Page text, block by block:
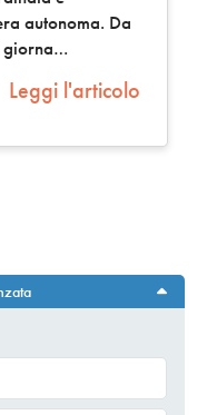
autonoma. Da
Leggi l'articolo